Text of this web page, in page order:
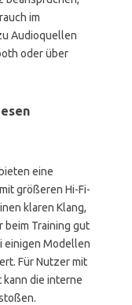
im
Audioquellen
oder über
eine
größeren Hi-Fi-
klaren Klang,
beim Training gut
einigen Modellen
Für Nutzer mit
kann die interne